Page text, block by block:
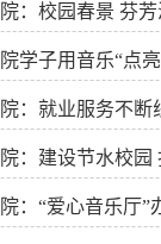
：校园春景 芬芳
学子用音乐“点
：就业服务不
：建设节水校园
：“爱心音乐厅